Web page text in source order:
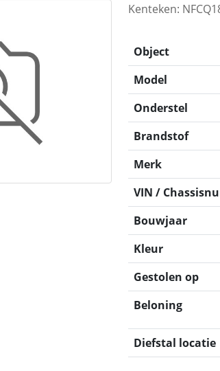
Kenteken:
Object
Model
Onderstel
Brandstof
Merk
VIN /
Bouwjaar
Kleur
Gestolen op
Beloning
Diefstal locatie